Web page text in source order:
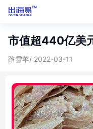
市值超440亿美
路雪苹/ 2022-03-11